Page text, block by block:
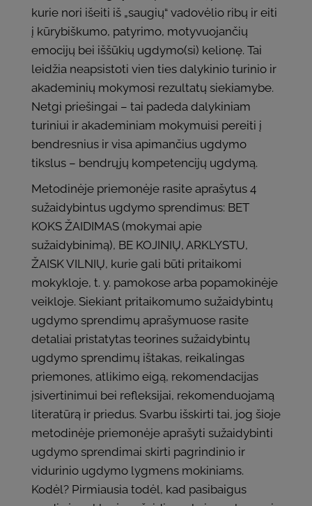
kurie nori išeiti iš „saugių“ vadovėlio ribų ir eiti
į kūrybiškumo, patyrimo, motyvuojančių
emocijų bei iššūkių ugdymo(si) kelionę. Tai
leidžia neapsistoti vien ties dalykinio turinio ir
akademinių mokymosi rezultatų siekiamybe.
Netgi priešingai – tai padeda dalykiniam
turiniui ir akademiniam mokymuisi pereiti į
bendresnius ir visa apimančius ugdymo
tikslus – bendrųjų kompetencijų ugdymą.
Metodinėje priemonėje rasite aprašytus 4
sužaidybintus ugdymo sprendimus: BET
KOKS ŽAIDIMAS (mokymai apie
sužaidybinimą), BE KOJINIŲ, ARKLYSTU,
ŽAISK VILNIŲ, kurie gali būti pritaikomi
mokykloje, t. y. pamokose arba popamokinėje
veikloje. Siekiant pritaikomumo sužaidybintų
ugdymo sprendimų aprašymuose rasite
detaliai pristatytas teorines sužaidybintų
ugdymo sprendimų ištakas, reikalingas
priemones, atlikimo eigą, rekomendacijas
įsivertinimui bei refleksijai, rekomenduojamą
literatūrą ir priedus. Svarbu išskirti tai, jog šioje
metodinėje priemonėje aprašyti sužaidybinti
ugdymo sprendimai skirti pagrindinio ir
vidurinio ugdymo lygmens mokiniams.
Kodėl? Pirmiausia todėl, kad pasibaigus